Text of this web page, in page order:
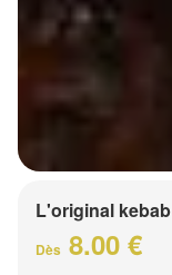
L'original kebab
Dès 8.00 €